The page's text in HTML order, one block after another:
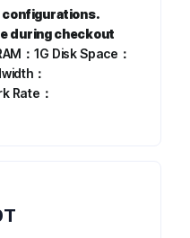
configurations.
during checkout
：1G Disk Space：
：
Rate：